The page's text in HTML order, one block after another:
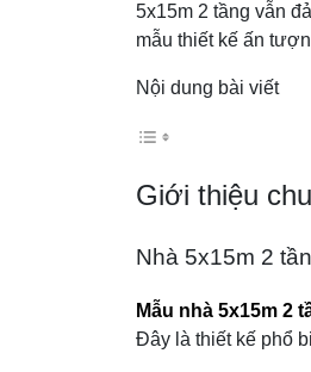
5x15m 2 tầng vẫn
mẫu thiết kế ấn
Nội dung bài viết
Giới thiệu
Nhà 5x15m 2
Mẫu nhà 5x15m 2
Đây là thiết kế phổ